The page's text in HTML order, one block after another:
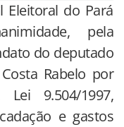
Eleitoral do Pará
pela
do deputado
Rabelo por
9.504/1997,
e gastos